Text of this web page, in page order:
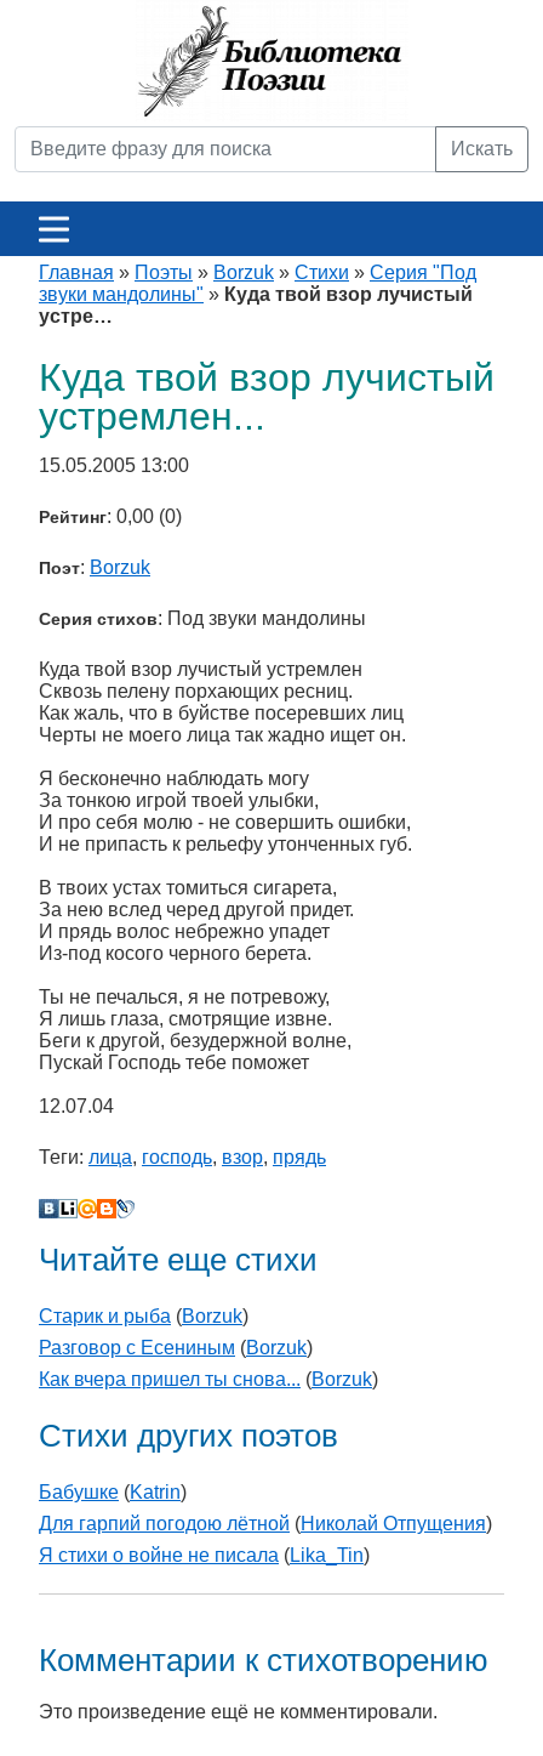
Искать
Главная » Поэты » Borzuk » Стихи » Серия "Под
звуки мандолины" » Куда твой взор лучистый
устре…
Куда твой взор лучистый
устремлен...
15.05.2005 13:00
Рейтинг: 0,00 (0)
Поэт: Borzuk
Серия стихов: Под звуки мандолины
Куда твой взор лучистый устремлен
Сквозь пелену порхающих ресниц.
Как жаль, что в буйстве посеревших лиц
Черты не моего лица так жадно ищет он.
Я бесконечно наблюдать могу
За тонкою игрой твоей улыбки,
И про себя молю - не совершить ошибки,
И не припасть к рельефу утонченных губ.
В твоих устах томиться сигарета,
За нею вслед черед другой придет.
И прядь волос небрежно упадет
Из-под косого черного берета.
Ты не печалься, я не потревожу,
Я лишь глаза, смотрящие извне.
Беги к другой, безудержной волне,
Пускай Господь тебе поможет
12.07.04
Теги: лица, господь, взор, прядь
Читайте еще стихи
Старик и рыба (Borzuk)
Разговор с Есениным (Borzuk)
Как вчера пришел ты снова... (Borzuk)
Стихи других поэтов
Бабушке (Katrin)
Для гарпий погодою лётной (Николай Отпущения)
Я стихи о войне не писала (Lika_Tin)
Комментарии к стихотворению
Это произведение ещё не комментировали.